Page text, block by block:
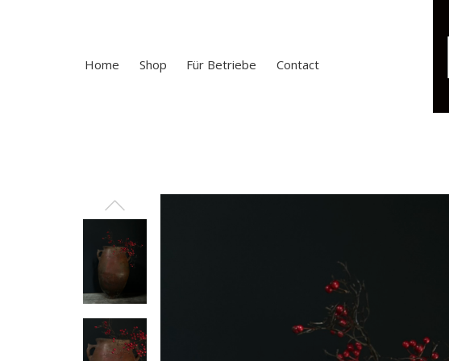
Home Shop Für Betriebe Contact